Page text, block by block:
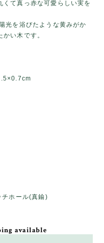
て真っ赤な可愛らしい実を
光を浴びたような黄みがか
い木です。
チホール(真鍮)
available